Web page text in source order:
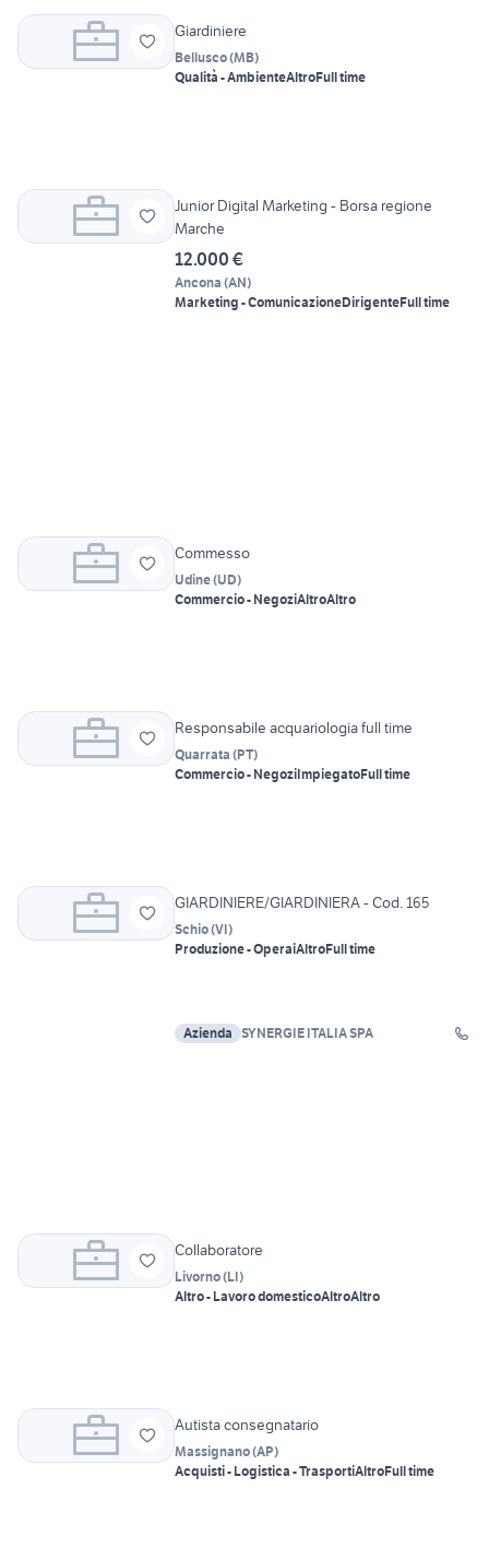
Giardiniere
Bellusco(MB)
Qualità - AmbienteAltroFull time
Junior Digital Marketing - Borsa regione
Marche
12.000 €
Ancona (AN)
Marketing - ComunicazioneDirigenteFull time
Commesso
Udine(UD)
Commercio - NegoziAltroAltro
Responsabile acquariologia full time
Quarrata (PT)
Commercio - NegoziImpiegatoFull time
GIARDINIERE/GIARDINIERA - Cod. 165
Schio(VI)
Produzione - OperaiAltroFull time
Azienda SYNERGIE ITALIA SPA
Collaboratore
Livorno(LI)
Altro - Lavoro domesticoAltroAltro
Autista consegnatario
Massignano(AP)
Acquisti - Logistica - TrasportiAltroFull time